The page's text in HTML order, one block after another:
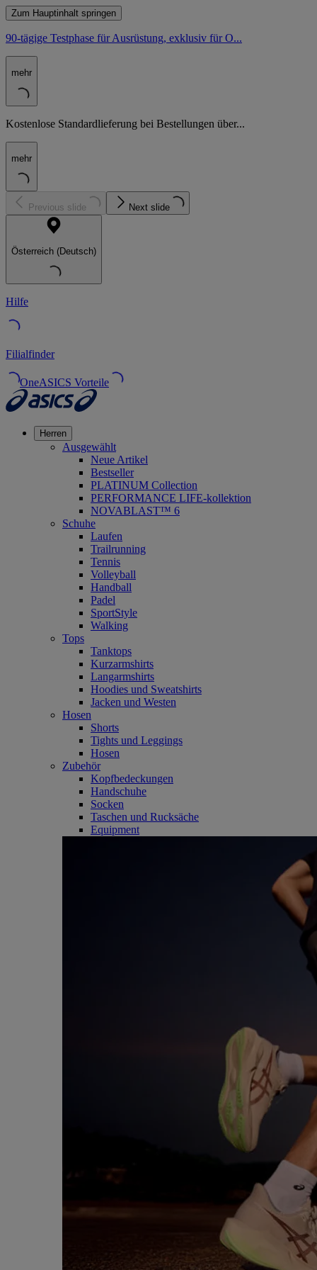
Zum Hauptinhalt springen
90-tägige Testphase für Ausrüstung, exklusiv für O...
mehr
Kostenlose Standardlieferung bei Bestellungen über...
mehr
Previous slide Next slide
Österreich (Deutsch)
Hilfe
Filialfinder
OneASICS Vorteile
Herren
Ausgewählt
Neue Artikel
Bestseller
PLATINUM Collection
PERFORMANCE LIFE-kollektion
NOVABLAST™ 6
Schuhe
Laufen
Trailrunning
Tennis
Volleyball
Handball
Padel
SportStyle
Walking
Tops
Tanktops
Kurzarmshirts
Langarmshirts
Hoodies und Sweatshirts
Jacken und Westen
Hosen
Shorts
Tights und Leggings
Hosen
Zubehör
Kopfbedeckungen
Handschuhe
Socken
Taschen und Rucksäche
Equipment